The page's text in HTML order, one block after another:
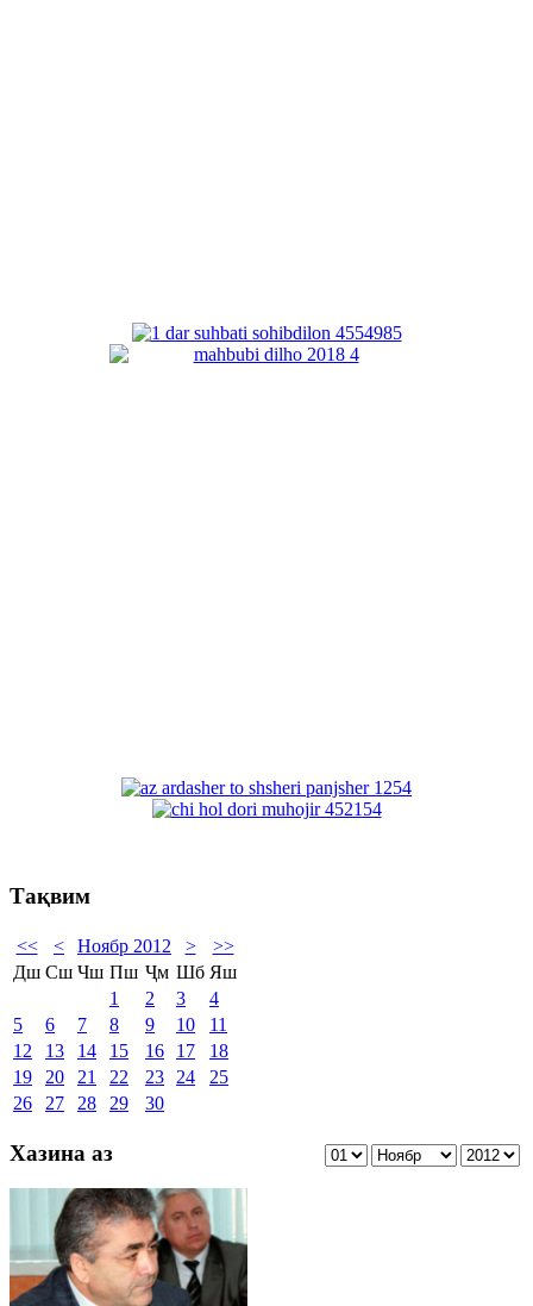
Тақвим
<< < Ноябр 2012 >
>>
Дш Сш Чш Пш Ҷм Шб Яш
1
2 3
4
5
6 7 8 9 10
11
12
13 14 15 16 17
18
19
20 21 22 23 24
25
26
27 28 29 30
Хазина аз